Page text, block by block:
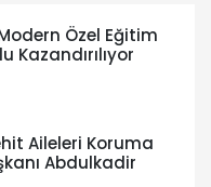
Özel Eğitim
Kazandırılıyor
Aileleri Koruma
Abdulkadir